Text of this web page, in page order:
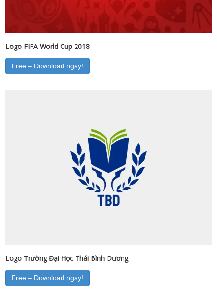
Logo FIFA World Cup 2018
Free – Download ngay!
Logo Trường Đại Học Thái Bình Dương
Free – Download ngay!